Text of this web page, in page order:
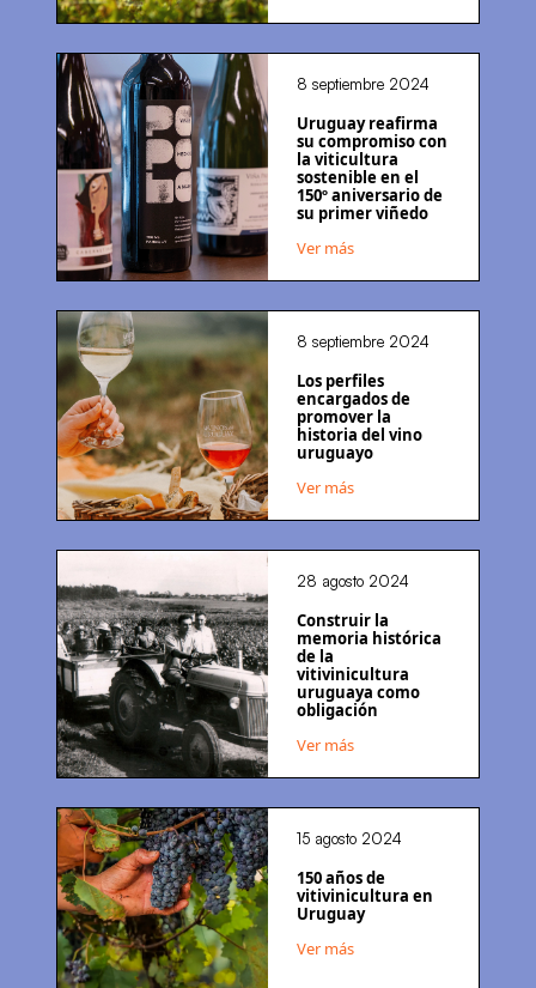
8 septiembre 2024
Uruguay reafirma
su compromiso con
la viticultura
sostenible en el
150º aniversario de
su primer viñedo
Ver más
8 septiembre 2024
Los perfiles
encargados de
promover la
historia del vino
uruguayo
Ver más
28 agosto 2024
Construir la
memoria histórica
de la
vitivinicultura
uruguaya como
obligación
Ver más
15 agosto 2024
150 años de
vitivinicultura en
Uruguay
Ver más